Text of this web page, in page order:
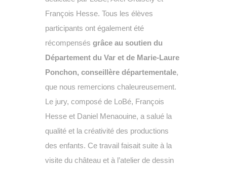
François Hesse. Tous les élèves
participants ont également été
récompensés grâce au soutien du
Département du Var et de Marie-Laure
Ponchon, conseillère départementale,
que nous remercions chaleureusement.
Le jury, composé de LoBé, François
Hesse et Daniel Menaouine, a salué la
qualité et la créativité des productions
des enfants. Ce travail faisait suite à la
visite du château et à l’atelier de dessin